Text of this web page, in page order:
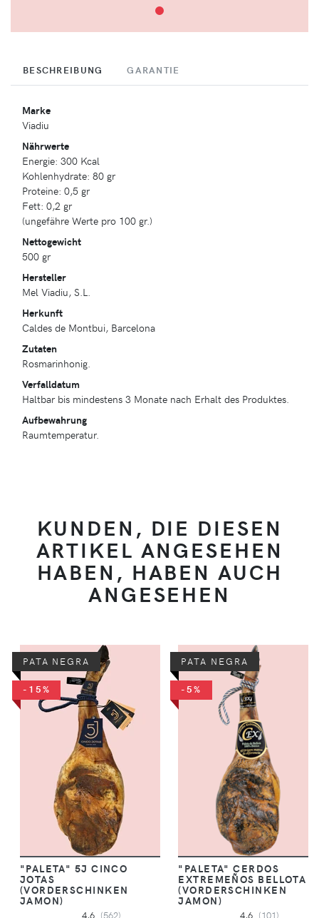
BESCHREIBUNG GARANTIE
Marke
Viadiu
Nährwerte
Energie: 300 Kcal
Kohlenhydrate: 80 gr
Proteine: 0,5 gr
Fett: 0,2 gr
(ungefähre Werte pro 100 gr.)
Nettogewicht
500 gr
Hersteller
Mel Viadiu, S.L.
Herkunft
Caldes de Montbui, Barcelona
Zutaten
Rosmarinhonig.
Verfalldatum
Haltbar bis mindestens 3 Monate nach Erhalt des Produktes.
Aufbewahrung
Raumtemperatur.
KUNDEN, DIE DIESEN
ARTIKEL ANGESEHEN
HABEN, HABEN AUCH
ANGESEHEN
PATA NEGRA
-15%
"PALETA" 5J CINCO
JOTAS
(VORDERSCHINKEN
JAMON)
4,6 (562)
PATA NEGRA
-5%
"PALETA" CERDOS
EXTREMEÑOS BELLOTA
(VORDERSCHINKEN
JAMON)
4,6 (101)